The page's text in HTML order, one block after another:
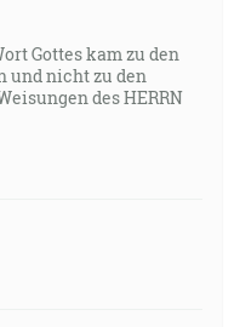
Gottes kam zu den
und nicht zu den
des HERRN